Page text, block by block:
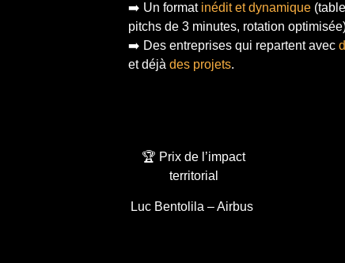
➡️ Un format inédit et dynamique
pitchs de 3 minutes, rotation
➡️ Des entreprises qui repartent avec
et déjà des projets.
🏆 Prix de l’impact
territorial
Luc Bentolila – Airbus